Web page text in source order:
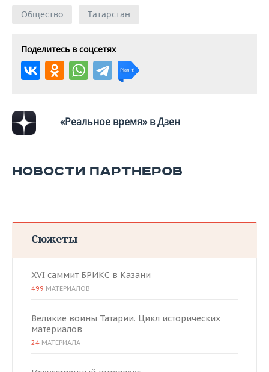
Общество Татарстан
Поделитесь в соцсетях
«Реальное время» в Дзен
НОВОСТИ ПАРТНЕРОВ
Сюжеты
XVI саммит БРИКС в Казани
499 МАТЕРИАЛОВ
Великие воины Татарии. Цикл исторических
материалов
24 МАТЕРИАЛА